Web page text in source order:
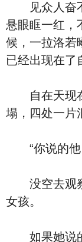
见众人奋不
悬眼眶一红，
候，一拉洛若
已经出现在了
自在天现在
塌，四处一片
“你说的他
没空去观察
女孩。
如果她说的